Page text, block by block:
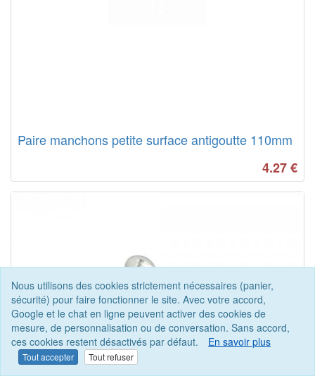
Nous utilisons des cookies strictement nécessaires (panier,
sécurité) pour faire fonctionner le site. Avec votre accord,
Google et le chat en ligne peuvent activer des cookies de
mesure, de personnalisation ou de conversation. Sans accord,
ces cookies restent désactivés par défaut.
En savoir plus
Tout accepter Tout refuser
Paire manchons petite surface antigoutte 110mm
4.27€